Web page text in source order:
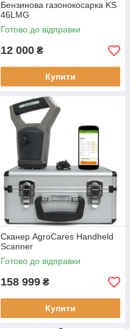
Бензинова газонокосарка KS
46LMG
Готово до відправки
12 000 ₴
Купити
Сканер AgroCares Handheld
Scanner
Готово до відправки
158 999 ₴
Купити